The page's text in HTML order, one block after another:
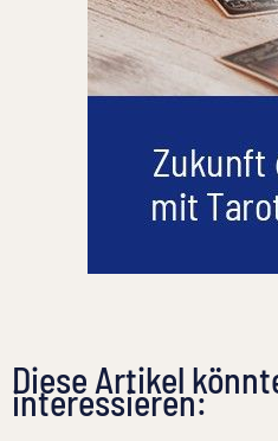
Diese Artikel
interessieren: